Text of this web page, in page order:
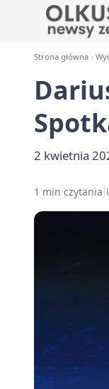
Strona główna
2 kwietnia
1 min czytania